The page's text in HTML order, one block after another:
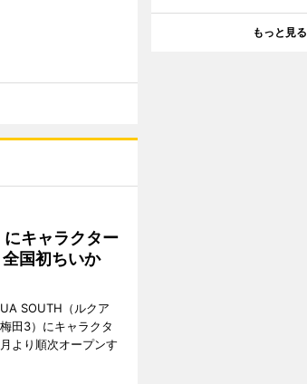
にキャラクター
国初ちいか
SOUTH（ルクア
田3）にキャラクタ
より順次オープンす
もっと見る